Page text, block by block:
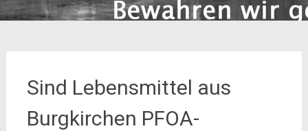
Sind Lebensmittel aus
Burgkirchen PFOA-